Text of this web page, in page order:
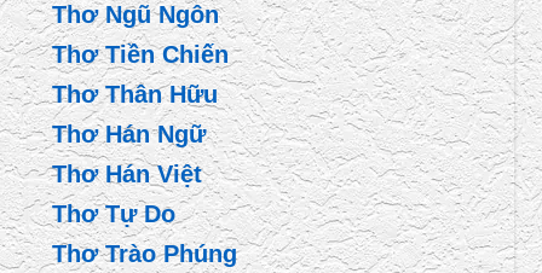
Thơ Ngũ Ngôn
Thơ Tiền Chiến
Thơ Thân Hữu
Thơ Hán Ngữ
Thơ Hán Việt
Thơ Tự Do
Thơ Trào Phúng